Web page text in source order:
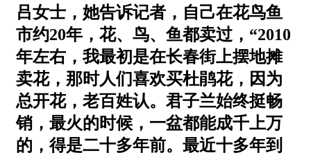
吕女士，她告诉记者，自己在花鸟鱼
市约20年，花、鸟、鱼都卖过，“2010
年左右，我最初是在长春街上摆地摊
卖花，那时人们喜欢买杜鹃花，因为
总开花，老百姓认。君子兰始终挺畅
销，最火的时候，一盆都能成千上万
的，得是二十多年前。最近十多年到